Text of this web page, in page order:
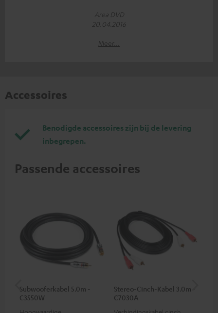
Area DVD
20.04.2016
Meer...
Accessoires
Benodigde accessoires zijn bij de levering
inbegrepen.
Passende accessoires
Subwooferkabel 5.0m -
C3550W
Stereo-Cinch-Kabel 3.0m -
C7030A